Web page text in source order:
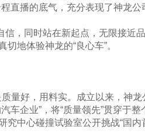
直播的底气，充分表现了神龙
信，同时站在新起点，无限接近
地体验神龙的“良心车”。
量好，用料实。成立以来，神
车企业”，将“质量领先”贯穿于整
究中心碰撞试验室公开挑战“国内